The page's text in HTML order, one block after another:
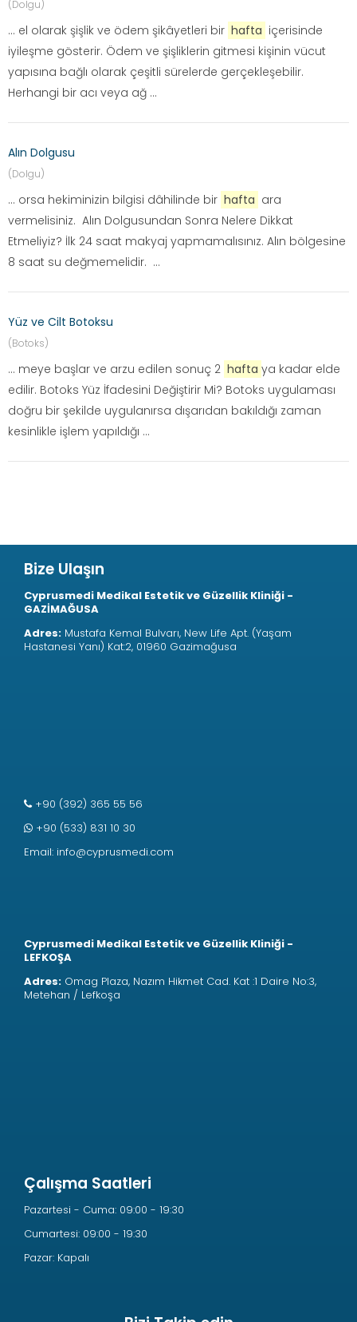
(Dolgu)
... el olarak şişlik ve ödem şikâyetleri bir hafta içerisinde
iyileşme gösterir. Ödem ve şişliklerin gitmesi kişinin vücut
yapısına bağlı olarak çeşitli sürelerde gerçekleşebilir.
Herhangi bir acı veya ağ ...
Alın Dolgusu
(Dolgu)
... orsa hekiminizin bilgisi dâhilinde bir hafta ara
vermelisiniz. Alın Dolgusundan Sonra Nelere Dikkat
Etmeliyiz? İlk 24 saat makyaj yapmamalısınız. Alın bölgesine
8 saat su değmemelidir. ...
Yüz ve Cilt Botoksu
(Botoks)
... meye başlar ve arzu edilen sonuç 2 hafta ya kadar elde
edilir. Botoks Yüz İfadesini Değiştirir Mi? Botoks uygulaması
doğru bir şekilde uygulanırsa dışarıdan bakıldığı zaman
kesinlikle işlem yapıldığı ...
Bize Ulaşın
Cyprusmedi Medikal Estetik ve Güzellik Kliniği -
GAZİMAĞUSA
Adres: Mustafa Kemal Bulvarı, New Life Apt. (Yaşam
Hastanesi Yanı) Kat:2, 01960 Gazimağusa
+90 (392) 365 55 56
+90 (533) 831 10 30
Email: info@cyprusmedi.com
Cyprusmedi Medikal Estetik ve Güzellik Kliniği -
LEFKOŞA
Adres: Omag Plaza, Nazım Hikmet Cad. Kat :1 Daire No:3,
Metehan / Lefkoşa
Çalışma Saatleri
Pazartesi - Cuma: 09:00 - 19:30
Cumartesi: 09:00 - 19:30
Pazar: Kapalı